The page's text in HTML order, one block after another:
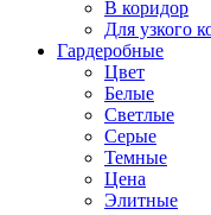
В коридор
Для узкого
Гардеробные
Цвет
Белые
Светлые
Серые
Темные
Цена
Элитные